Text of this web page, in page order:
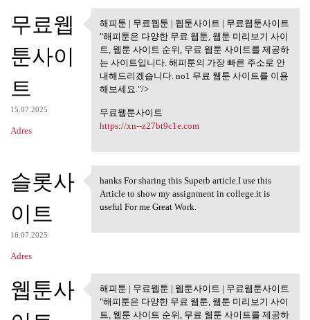
무료웹
툰사이
트
15.07.2025
Adres
해피툰 | 무료웹툰 | 웹툰사이트 |
무료웹툰사이트
해피툰 | 무료웹툰 | 웹툰사이트 | 무료웹툰사이트
"해피툰은 다양한 무료 웹툰, 웹툰 미리보기 사이
트, 웹툰 사이트 순위, 무료 웹툰 사이트를 제공하
는 사이트입니다. 해피툰의 가장 빠른 주소로 안
내해드리겠습니다. no1 무료 웹툰 사이트를 이용
해보세요."/>
무료웹툰사이트
https://xn--z27bt9c1e.com
슬롯사
이트
16.07.2025
Adres
hanks For sharing this Superb
hanks For sharing this Superb article.I use this
Article to show my assignment in college.it is
useful For me Great Work.
웹툰사
해피툰 | 무료웹툰 | 웹툰사이트 |
무료웹툰사이트
해피툰 | 무료웹툰 | 웹툰사이트 | 무료웹툰사이트
"해피툰은 다양한 무료 웹툰, 웹툰 미리보기 사이
트, 웹툰 사이트 순위, 무료 웹툰 사이트를 제공하